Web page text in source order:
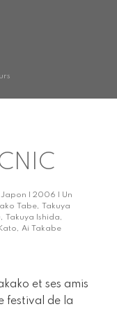
Japon | 2006 | Un
Tabe, Takuya
Takuya Ishida,
Ai Takabe
et ses amis
festival de la